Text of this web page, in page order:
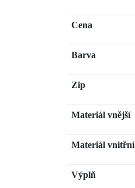
Cena
Barva
Zip
Materiál vnější
Materiál vnitřní
Výplň